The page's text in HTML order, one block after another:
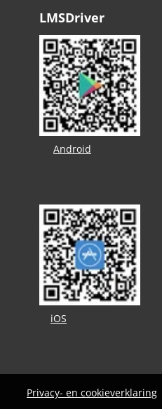
LMSDriver
Android
iOS
Privacy- en cookieverklaring